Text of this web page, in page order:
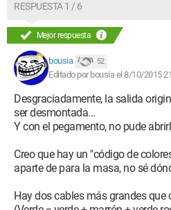
RESPUESTA 1 / 6
Mejor respuesta
bousia 52
Editado por bousia el 8/10/2015
Desgraciadamente, la salida
ser desmontada...
Y con el pegamento, no pude
Creo que hay un "código de
aparte de para la masa, no sé
Hay dos cables más grandes que